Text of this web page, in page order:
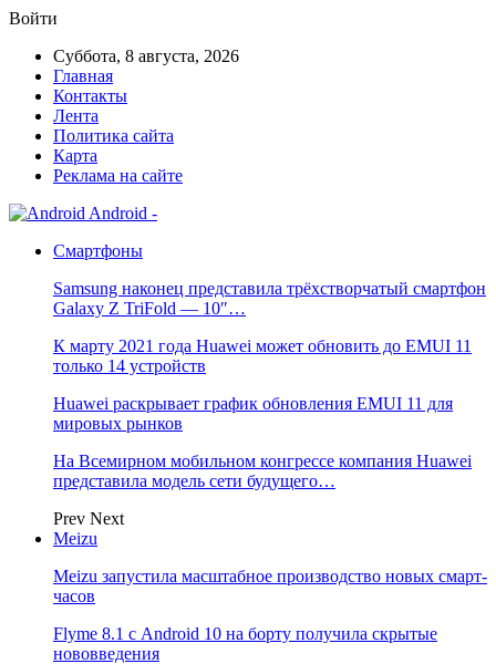
Войти
Суббота, 8 августа, 2026
Главная
Контакты
Лента
Политика сайта
Карта
Реклама на сайте
Android -
Смартфоны
Samsung наконец представила трёхстворчатый смартфон
Galaxy Z TriFold — 10″…
К марту 2021 года Huawei может обновить до EMUI 11
только 14 устройств
Huawei раскрывает график обновления EMUI 11 для
мировых рынков
На Всемирном мобильном конгрессе компания Huawei
представила модель сети будущего…
Prev Next
Meizu
Meizu запустила масштабное производство новых смарт-
часов
Flyme 8.1 с Android 10 на борту получила скрытые
нововведения